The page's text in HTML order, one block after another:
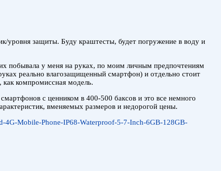
уровня защиты. Буду краштесты, будет погружение в воду и
побывала у меня на руках, по моим личным предпочтениям
реально влагозащищенный смартфон) и отдельно стоит
компромиссная модель.
с ценником в 400-500 баксов и это все немного
вменяемых размеров и недорогой цены.
4G-Mobile-Phone-IP68-Waterproof-5-7-Inch-6GB-128GB-